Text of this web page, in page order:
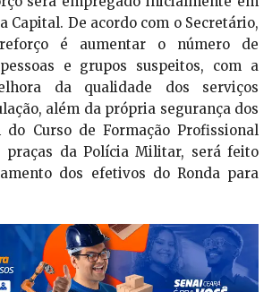
Capital. De acordo com o Secretário,
é aumentar o número de
e grupos suspeitos, com a
da qualidade dos serviços
além da própria segurança dos
Curso de Formação Profissional
praças da Polícia Militar, será feito
dos efetivos do Ronda para